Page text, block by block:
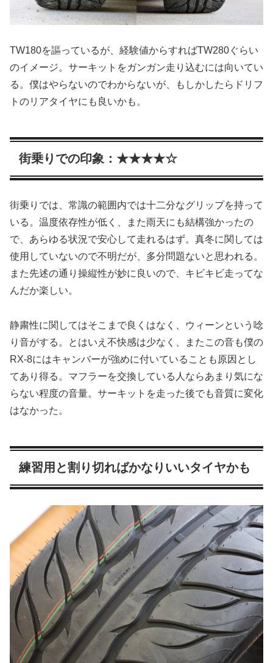
TW180を謳っているが、経験値からすればTW280ぐらい
のイメージ。サーキットをガンガン走り込むには向いてい
る。僕はやらないのでわからないが、もしかしたらドリフ
トのリアタイヤにも良いかも。
街乗りでの印象：★★★★☆
街乗りでは、常識の範囲内では十二分なグリップを持って
いる。温度依存性が低く、また雨天にも結構強かったの
で、あらゆる状況で安心して走れるはず。真冬に関しては
使用していないので不明だが、多分問題ないと思われる。
また先述の通り操縦性が妙に良いので、キビキビ走ってな
んだか楽しい。
静粛性に関してはそこまで良くはなく、ウィーンという唸
り音がする。とはいえ不快感は少なく、またこの音も僕の
RX-8にはキャンバーが強めに付いていることも原因とし
てあり得る。マフラーを交換している人ならあまり気にな
らない程度の音量。サーキットを走った後でも音質に変化
はなかった。
練習用と割り切ればかなりいいタイヤかも